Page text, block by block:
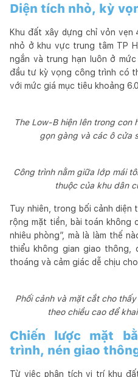
Diện tích nhỏ, kỳ
Khu đất xây dựng chỉ vỏn vẹn
nhỏ ở khu vực trung tâm TP
ngắn và trung hạn luôn ở
đầu tư kỳ vọng công trình có
với mức giá mục tiêu khoảng
The Low-B hiện lên trong con
gọn gàng và các ô cửa
Công trình nằm giữa lớp mái
thuộc của khu dân
Tuy nhiên, trong bối cảnh diện
rộng mặt tiền, bài toán không
nhiêu phòng”, mà là làm thế
thiểu không gian giao thông,
thoáng và cảm giác dễ chịu
Phối cảnh và mặt cắt cho
theo chiều cao để
Chiến lược mặt
trình, nén giao
Từ việc phân tích vị trí khu